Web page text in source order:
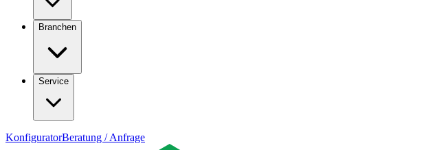
Branchen
Service
KonfiguratorBeratung / Anfrage